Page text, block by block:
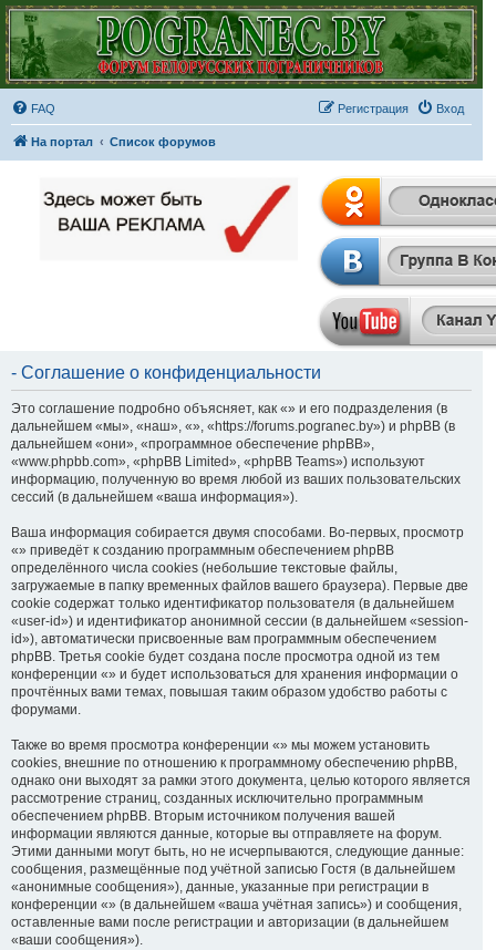
FAQ Вход
Регистрация
На портал Список форумов
- Соглашение о конфиденциальности
Это соглашение подробно объясняет, как «» и его подразделения (в
дальнейшем «мы», «наш», «», «https://forums.pogranec.by») и phpBB (в
дальнейшем «они», «программное обеспечение phpBB»,
«www.phpbb.com», «phpBB Limited», «phpBB Teams») используют
информацию, полученную во время любой из ваших пользовательских
сессий (в дальнейшем «ваша информация»).
Ваша информация собирается двумя способами. Во-первых, просмотр
«» приведёт к созданию программным обеспечением phpBB
определённого числа cookies (небольшие текстовые файлы,
загружаемые в папку временных файлов вашего браузера). Первые две
cookie содержат только идентификатор пользователя (в дальнейшем
«user-id») и идентификатор анонимной сессии (в дальнейшем «session-
id»), автоматически присвоенные вам программным обеспечением
phpBB. Третья cookie будет создана после просмотра одной из тем
конференции «» и будет использоваться для хранения информации о
прочтённых вами темах, повышая таким образом удобство работы с
форумами.
Также во время просмотра конференции «» мы можем установить
cookies, внешние по отношению к программному обеспечению phpBB,
однако они выходят за рамки этого документа, целью которого является
рассмотрение страниц, созданных исключительно программным
обеспечением phpBB. Вторым источником получения вашей
информации являются данные, которые вы отправляете на форум.
Этими данными могут быть, но не исчерпываются, следующие данные:
сообщения, размещённые под учётной записью Гостя (в дальнейшем
«анонимные сообщения»), данные, указанные при регистрации в
конференции «» (в дальнейшем «ваша учётная запись») и сообщения,
оставленные вами после регистрации и авторизации (в дальнейшем
«ваши сообщения»).